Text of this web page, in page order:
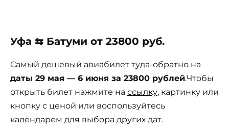
Уфа ⇆ Батуми от 23800 руб.
Самый дешевый авиабилет туда-обратно на
даты 29 мая — 6 июня за 23800 рублей.Чтобы
открыть билет нажмите на ссылку, картинку или
кнопку с ценой или воспользуйтесь
календарем для выбора других дат.